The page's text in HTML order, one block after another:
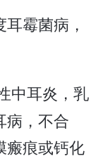
霉菌病，
中耳炎，乳
病，不合
瘢痕或钙化